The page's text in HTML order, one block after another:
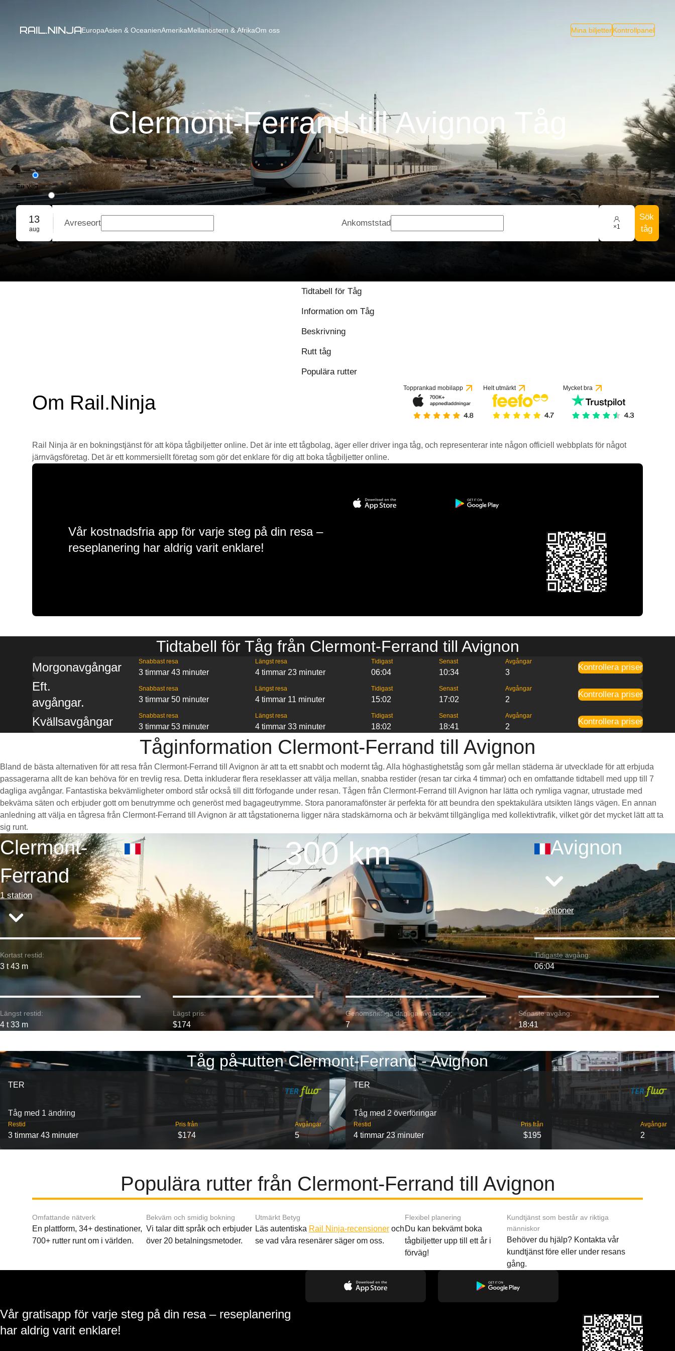
EuropaAsien & OceanienAmerikaMellanöstern & AfrikaOm oss Mina biljetterKontrollpanel
Clermont-Ferrand till Avignon Tåg
En väg
Rundresa
Gruppbokning
13
aug
Avreseort Ankomststad ×1
Sök
tåg
Tidtabell för Tåg
Information om Tåg
Beskrivning
Rutt tåg
Populära rutter
Om Rail.Ninja
Topprankad mobilapp Helt utmärkt Mycket bra
Rail Ninja är en bokningstjänst för att köpa tågbiljetter online. Det är inte ett tågbolag, äger eller driver inga tåg, och representerar inte någon officiell webbplats för något
järnvägsföretag. Det är ett kommersiellt företag som gör det enklare för dig att boka tågbiljetter online.
Vår kostnadsfria app för varje steg på din resa –
reseplanering har aldrig varit enklare!
Tidtabell för Tåg från Clermont-Ferrand till Avignon
Morgonavgångar Snabbast resa
3 timmar 43 minuter
Längst resa
4 timmar 23 minuter
Tidigast
06:04
Senast
10:34
Avgångar
3
Kontrollera priser
Eft.
avgångar.
Snabbast resa
3 timmar 50 minuter
Längst resa
4 timmar 11 minuter
Tidigast
15:02
Senast
17:02
Avgångar
2
Kontrollera priser
Kvällsavgångar Snabbast resa
3 timmar 53 minuter
Längst resa
4 timmar 33 minuter
Tidigast
18:02
Senast
18:41
Avgångar
2
Kontrollera priser
Tåginformation Clermont-Ferrand till Avignon
Bland de bästa alternativen för att resa från Clermont-Ferrand till Avignon är att ta ett snabbt och modernt tåg. Alla höghastighetståg som går mellan städerna är utvecklade för att erbjuda
passagerarna allt de kan behöva för en trevlig resa. Detta inkluderar flera reseklasser att välja mellan, snabba restider (resan tar cirka 4 timmar) och en omfattande tidtabell med upp till 7
dagliga avgångar. Fantastiska bekvämligheter ombord står också till ditt förfogande under resan. Tågen från Clermont-Ferrand till Avignon har lätta och rymliga vagnar, utrustade med
bekväma säten och erbjuder gott om benutrymme och generöst med bagageutrymme. Stora panoramafönster är perfekta för att beundra den spektakulära utsikten längs vägen. En annan
anledning att välja en tågresa från Clermont-Ferrand till Avignon är att tågstationerna ligger nära stadskärnorna och är bekvämt tillgängliga med kollektivtrafik, vilket gör det mycket lätt att ta
sig runt.
Clermont-
Ferrand
1 station
300 km Avignon
2 stationer
Kortast restid:
3 t 43 m
Tidigaste avgång:
06:04
Längst restid:
4 t 33 m
Lägst pris:
$174
Genomsnittliga dagliga avgångar:
7
Senaste avgång:
18:41
Tåg på rutten Clermont-Ferrand - Avignon
TER
Tåg med 1 ändring
Restid
3 timmar 43 minuter
Pris från
$174
Avgångar
5
TER
Tåg med 2 överföringar
Restid
4 timmar 23 minuter
Pris från
$195
Avgångar
2
Populära rutter från Clermont-Ferrand till Avignon
Omfattande nätverk
En plattform, 34+ destinationer,
700+ rutter runt om i världen.
Bekväm och smidig bokning
Vi talar ditt språk och erbjuder
över 20 betalningsmetoder.
Utmärkt Betyg
Läs autentiska Rail Ninja-recensioneroch
se vad våra resenärer säger om oss.
Flexibel planering
Du kan bekvämt boka
tågbiljetter upp till ett år i
förväg!
Kundtjänst som består av riktiga
människor
Behöver du hjälp? Kontakta vår
kundtjänst före eller under resans
gång.
Vår gratisapp för varje steg på din resa – reseplanering
har aldrig varit enklare!